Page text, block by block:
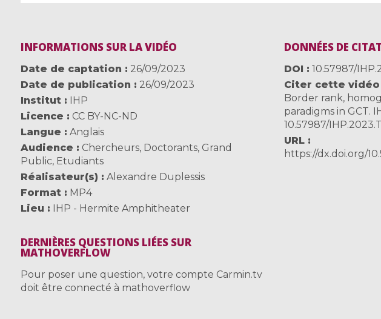
INFORMATIONS SUR LA VIDÉO
Date de captation
26/09/2023
Date de publication
26/09/2023
Institut
IHP
Licence
CC BY-NC-ND
Langue
Anglais
Audience
Chercheurs, Doctorants, Grand
Public, Etudiants
Réalisateur(s)
Alexandre Duplessis
Format
MP4
Lieu
IHP - Hermite Amphitheater
DONNÉES DE
DOI
10.57987/
Citer cette vidéo
Border rank,
paradigms in GCT.
10.57987/
URL
https://dx.doi.org/
DERNIÈRES QUESTIONS LIÉES SUR
MATHOVERFLOW
Pour poser une question, votre compte Carmin.tv
doit être connecté à mathoverflow